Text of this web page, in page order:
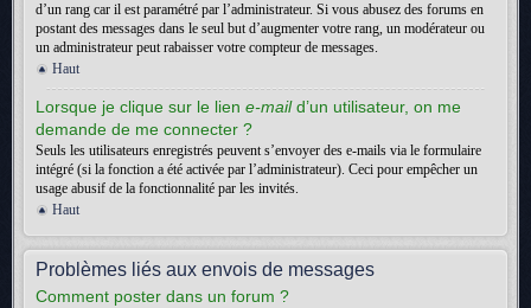
d’un rang car il est paramétré par l’administrateur. Si vous abusez des forums en
postant des messages dans le seul but d’augmenter votre rang, un modérateur ou
un administrateur peut rabaisser votre compteur de messages.
Haut
Lorsque je clique sur le lien e-maild’un utilisateur, on me
demande de me connecter ?
Seuls les utilisateurs enregistrés peuvent s’envoyer des e-mails via le formulaire
intégré (si la fonction a été activée par l’administrateur). Ceci pour empêcher un
usage abusif de la fonctionnalité par les invités.
Haut
Problèmes liés aux envois de messages
Comment poster dans un forum ?